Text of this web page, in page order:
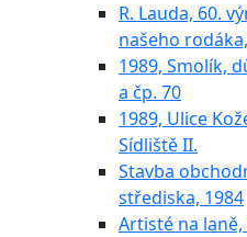
R. Lauda, 60.
našeho
1989, Smolík,
a čp. 70
1989, Ulice
Sídliště II.
Stavba
střediska, 1984
Artisté na laně,